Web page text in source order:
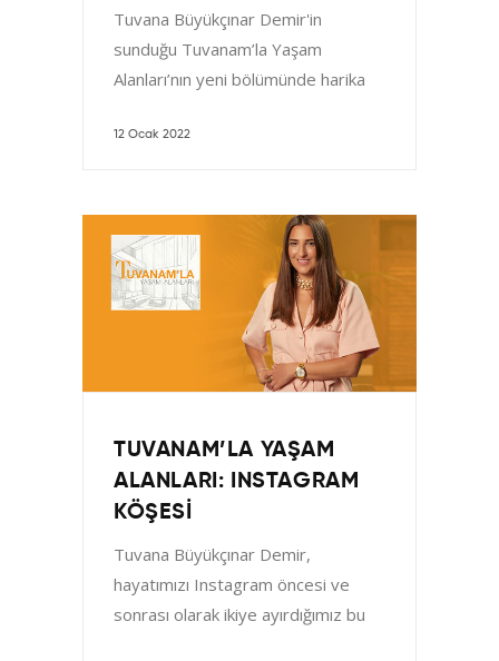
Tuvana Büyükçınar Demir'in
sunduğu Tuvanam’la Yaşam
Alanları’nın yeni bölümünde harika
bekliyor. Kış geldi ve havalar
12 Ocak 2022
TUVANAM’LA YAŞAM
ALANLARI: INSTAGRAM
KÖŞESI
Tuvana Büyükçınar Demir,
hayatımızı Instagram öncesi ve
sonrası olarak ikiye ayırdığımız bu